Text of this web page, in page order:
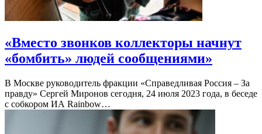
«Вместо звонков коллекторы начнут
«бомбить» людей сообщениями»
В Москве руководитель фракции «Справедливая Россия – За
правду» Сергей Миронов сегодня, 24 июля 2023 года, в беседе
с собкором ИА Rainbow…